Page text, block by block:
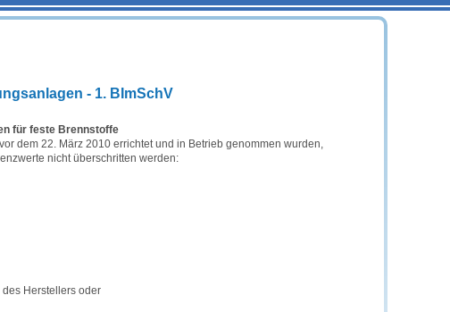
- 1. BImSchV
für feste Brennstoffe
dem 22. März 2010 errichtet und in Betrieb genommen wurden,
nicht überschritten werden:
Herstellers oder